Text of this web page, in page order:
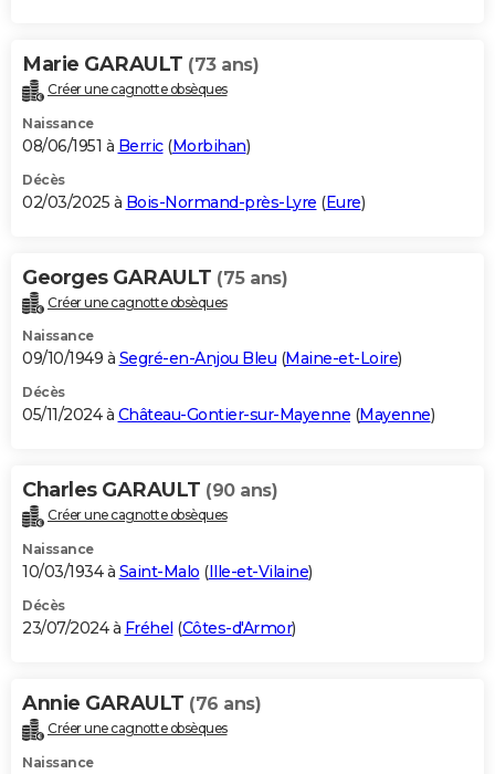
Marie GARAULT (73 ans)
Créer une cagnotte obsèques
Naissance
08/06/1951 à Berric(Morbihan)
Décès
02/03/2025 à Bois-Normand-près-Lyre (Eure)
Georges GARAULT (75 ans)
Créer une cagnotte obsèques
Naissance
09/10/1949 à Segré-en-Anjou Bleu (Maine-et-Loire)
Décès
05/11/2024 à Château-Gontier-sur-Mayenne (Mayenne)
Charles GARAULT (90 ans)
Créer une cagnotte obsèques
Naissance
10/03/1934 à Saint-Malo (Ille-et-Vilaine)
Décès
23/07/2024 à Fréhel (Côtes-d'Armor)
Annie GARAULT (76 ans)
Créer une cagnotte obsèques
Naissance